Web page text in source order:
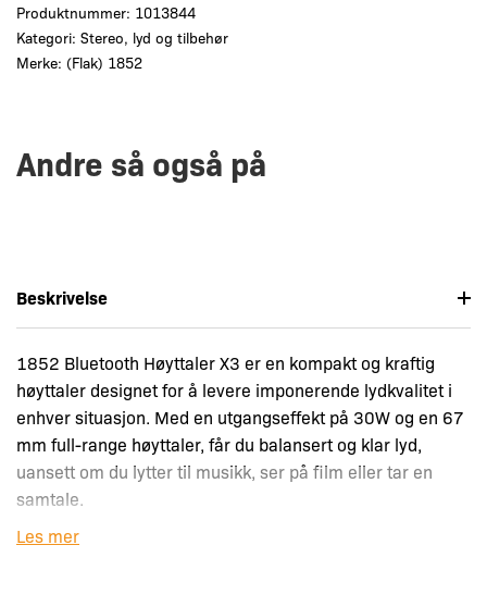
Produktnummer: 1013844
Kategori: Stereo, lyd og tilbehør
Merke: (Flak) 1852
Andre så også på
Beskrivelse
1852 Bluetooth Høyttaler X3 er en kompakt og kraftig
høyttaler designet for å levere imponerende lydkvalitet i
enhver situasjon. Med en utgangseffekt på 30W og en 67
mm full-range høyttaler, får du balansert og klar lyd,
uansett om du lytter til musikk, ser på film eller tar en
samtale.
Høyttaleren er IPX6-sertifisert, noe som betyr at den tåler
Les mer